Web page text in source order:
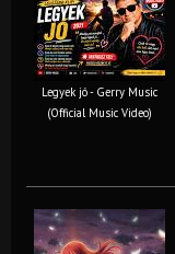
Legyek jó - Gerry Music
(Official Music Video)